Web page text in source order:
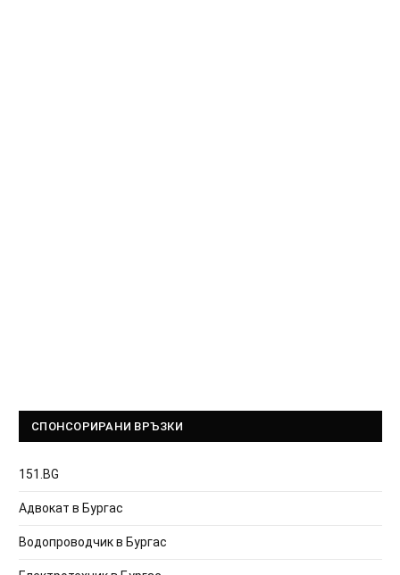
СПОНСОРИРАНИ ВРЪЗКИ
151.BG
Адвокат в Бургас
Водопроводчик в Бургас